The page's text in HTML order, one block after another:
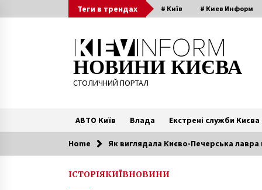
to
Теги в трендах # Київ # Киев Информ
НОВИНИ КИЄВА
СТОЛИЧНИЙ ПОРТАЛ
АВТО Київ Влада Екстрені служби Києва
Читають зараз
Home Як виглядала Києво-Печерська лавра
ІСТОРІЯКИЇВНОВИНИ